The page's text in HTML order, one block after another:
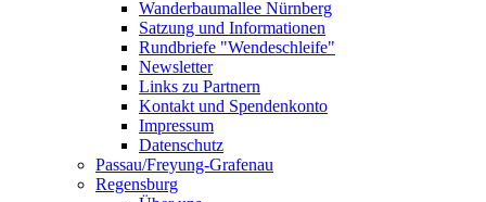
Wanderbaumallee Nürnberg
Satzung und Informationen
Rundbriefe "Wendeschleife"
Newsletter
Links zu Partnern
Kontakt und Spendenkonto
Impressum
Datenschutz
Passau/Freyung-Grafenau
Regensburg